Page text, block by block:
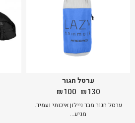
ערסל חגור
₪130
המחיר
המקורי
היה:
₪100
הנוכחי
ערסל חגור מבד ניילון איכותי ועמיד.
מגיע...